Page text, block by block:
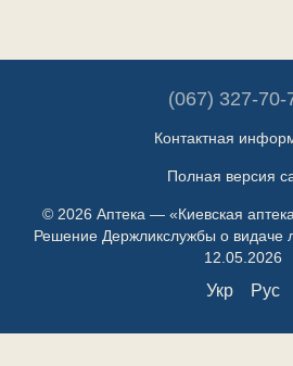
(067) 327-70-
Контактная
Полная версия
© 2026 Аптека — «Киевская
Решение Держликслужбы о видаче
12.05.2026
Укр Рус